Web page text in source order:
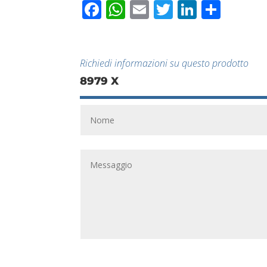
Facebook
WhatsApp
EmailTwitterLinkedIn
Richiedi informazioni su questo prodotto
8979 X